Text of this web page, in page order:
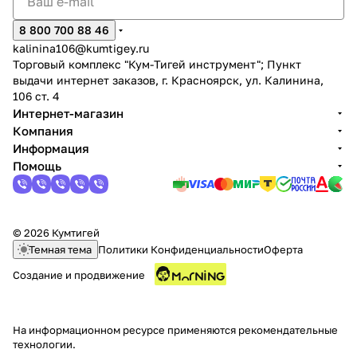
8 800 700 88 46
kalinina106@kumtigey.ru
Торговый комплекс "Кум-Тигей инструмент"; Пункт
выдачи интернет заказов, г. Красноярск, ул. Калинина,
106 ст. 4
Интернет-магазин
Компания
Информация
Помощь
© 2026 Кумтигей
Темная тема Политики КонфиденциальностиОферта
Создание и продвижение
На информационном ресурсе применяются рекомендательные
технологии.